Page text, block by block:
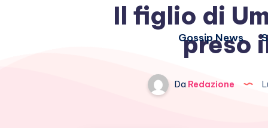
Gossip News
Il figlio di
preso
DaRedazione